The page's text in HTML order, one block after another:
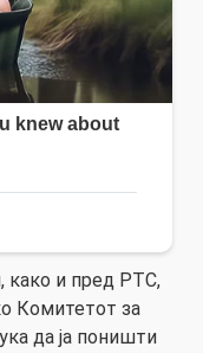
како и пред РТС,
Комитетот за
да ја поништи